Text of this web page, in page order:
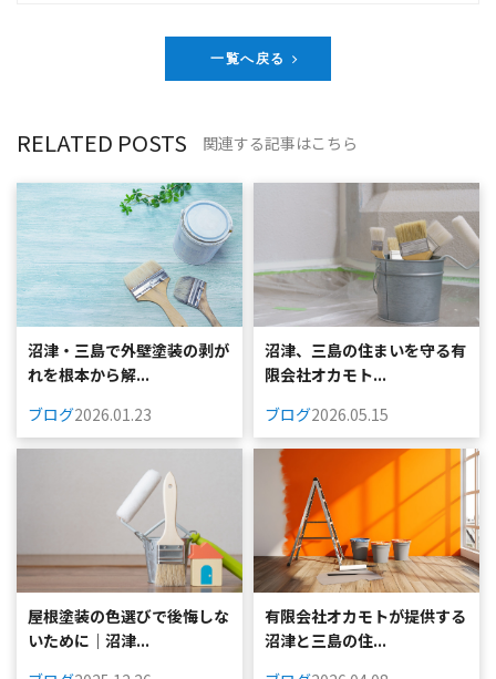
一覧へ戻る
RELATED POSTS 関連する記事はこちら
沼津・三島で外壁塗装の剥が
れを根本から解...
ブログ2026.01.23
沼津、三島の住まいを守る有
限会社オカモト...
ブログ2026.05.15
屋根塗装の色選びで後悔しな
いために｜沼津...
有限会社オカモトが提供する
沼津と三島の住...